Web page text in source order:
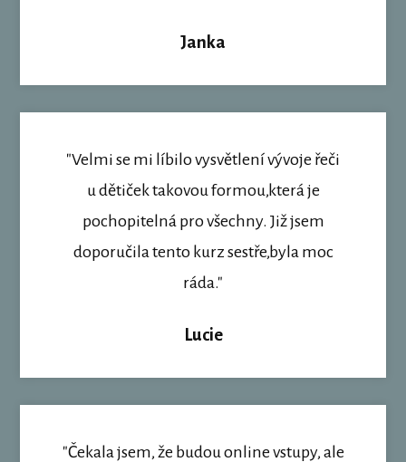
Janka
"Velmi se mi líbilo vysvětlení vývoje řeči
u dětiček takovou formou,která je
pochopitelná pro všechny. Již jsem
doporučila tento kurz sestře,byla moc
ráda."
Lucie
"Čekala jsem, že budou online vstupy, ale